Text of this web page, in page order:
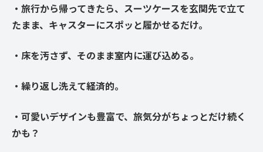
・旅行から帰ってきたら、スーツケースを玄関先で立て
たまま、キャスターにスポッと履かせるだけ。
・床を汚さず、そのまま室内に運び込める。
・繰り返し洗えて経済的。
・可愛いデザインも豊富で、旅気分がちょっとだけ続く
かも？